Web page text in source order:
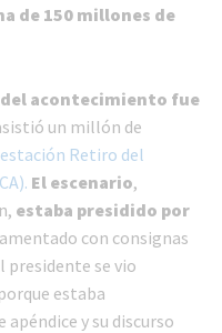
de 150 millones de
acontecimiento fue
un millón de
Retiro del
El escenario,
estaba presidido por
con consignas
presidente se vio
estaba
y su discurso